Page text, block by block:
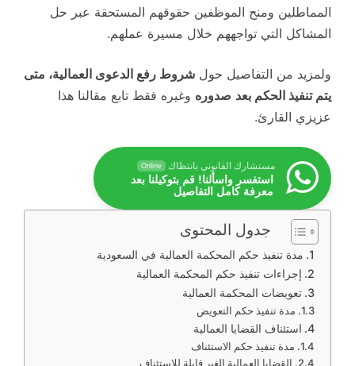
المماطلين ومنح الموظفين حقوقهم المستحقة عبر حل
المشاكل التي تواجههم خلال مسيرة عملهم.
ولمزيد من التفاصيل حول شروط رفع الدعوى العمالية، متى
يتم تنفيذ الحكم بعد صدوره وغيره فقط تابع مقالنا هذا
عزيزي القارئ.
مستشارك القانوني بانتظاك Online
استفسر واسألنا! قم بتوكيلنا بعد
معرفة كامل التفاصيل
جدول المحتوى
مدة تنفيذ حكم المحكمة العمالية في السعودية
إجراءات تنفيذ حكم المحكمة العمالية
تعويضات المحكمة العمالية
مدة تنفيذ حكم التعويض
استئناف القضايا العمالية
مدة تنفيذ حكم الاستئناف
القضايا العمالية الغير قابلة للاستئناف